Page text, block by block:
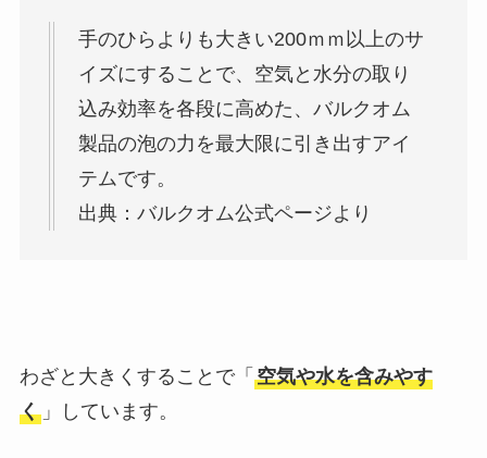
手のひらよりも大きい200ｍｍ以上のサ
イズにすることで、空気と水分の取り
込み効率を各段に高めた、バルクオム
製品の泡の力を最大限に引き出すアイ
テムです。
出典：バルクオム公式ページより
わざと大きくすることで「 空気や水を含みやす
く」しています。